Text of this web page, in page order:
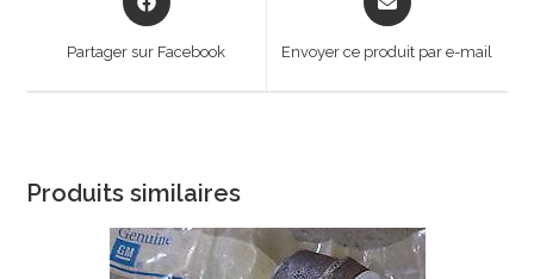
in
Partager sur Facebook
in
new
Envoyer ce produit par e-mail
Produits similaires